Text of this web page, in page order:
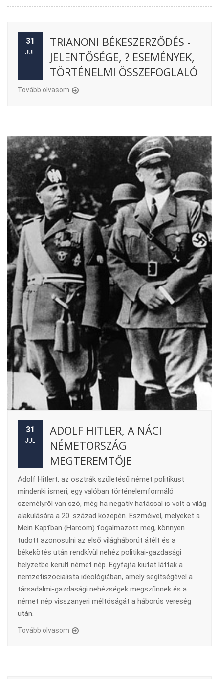
31
JUL
TRIANONI BÉKESZERZŐDÉS -
JELENTŐSÉGE, ? ESEMÉNYEK,
TÖRTÉNELMI ÖSSZEFOGLALÓ
Tovább olvasom
31
JUL
ADOLF HITLER, A NÁCI
NÉMETORSZÁG
MEGTEREMTŐJE
Adolf Hitlert, az osztrák születésű német politikust
mindenki ismeri, egy valóban történelemformáló
személyről van szó, még ha negatív hatással is volt a világ
alakulására a 20. század közepén. Eszméivel, melyeket a
Mein Kapfban (Harcom) fogalmazott meg, könnyen
tudott azonosulni az első világháborút átélt és a
békekötés után rendkívül nehéz politikai-gazdasági
helyzetbe került német nép. Egyfajta kiutat láttak a
nemzetiszocialista ideológiában, amely segítségével a
társadalmi-gazdasági nehézségek megszűnnek és a
német nép visszanyeri méltóságát a háborús vereség
után.
Tovább olvasom